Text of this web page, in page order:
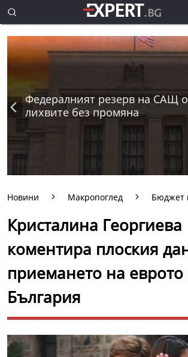
Федералният резерв на САЩ
лихвите без промяна
Новини Макропоглед Бюджет
Кристалина Георгиева
коментира плоския
приемането на еврото
България